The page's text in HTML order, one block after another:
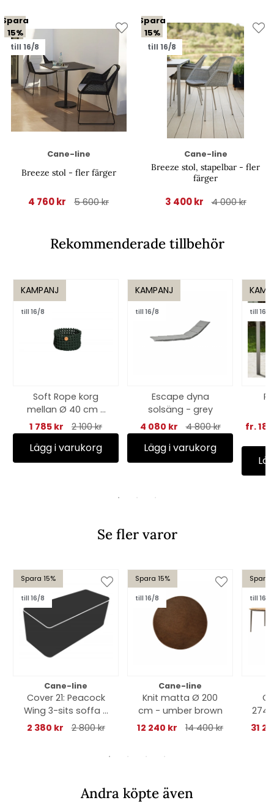
Spara
15%
till 16/8
Cane-line
Breeze stol - fler färger
4 760 kr 5 600 kr
Spara
15%
till 16/8
Cane-line
Breeze stol, stapelbar - fler
färger
3 400 kr 4 000 kr
Rekommenderade tillbehör
KAMPANJ
till 16/8
Soft Rope korg
mellan Ø 40 cm -
dark green
1 785 kr 2 100 kr
Lägg i varukorg
KAMPANJ
till 16/8
Escape dyna
solsäng - grey
4 080 kr
4 800 kr
Lägg i varukorg
till 16/8
fr. 18
Se fler varor
Spara 15%
till 16/8
Cane-line
Cover 21: Peacock
Wing 3-sits soffa -
black
2 380 kr 2 800 kr
Spara 15%
till 16/8
Cane-line
Knit matta Ø 200
cm - umber brown
12 240 kr
14 400 kr
Spara
till 16/8
31
Andra köpte även